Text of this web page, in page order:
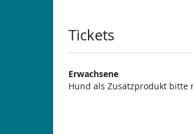
Produkte
Tickets
Erwachsene
Hund als Zusatzprodukt bitte